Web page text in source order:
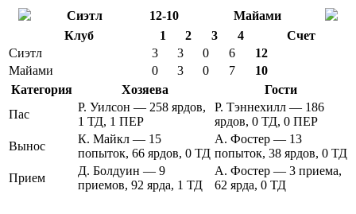
Сиэтл 12-10
Майами
Клуб
1 2 3 4
Счет
Сиэтл
3 3 0 6
12
Майами
0 3 0 7
10
Категория
Хозяева
Гости
Пас
Р. Уилсон — 258 ярдов,
1 ТД, 1 ПЕР
Р. Тэннехилл — 186
ярдов, 0 ТД, 0 ПЕР
Вынос
К. Майкл — 15
попыток, 66 ярдов, 0 ТД
А. Фостер — 13
попыток, 38 ярдов, 0 ТД
Прием
Д. Болдуин — 9
приемов, 92 ярда, 1 ТД
А. Фостер — 3 приема,
62 ярда, 0 ТД